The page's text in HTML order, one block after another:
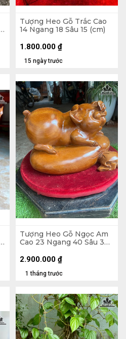
Tượng Heo Gỗ Trắc Cao
14 Ngang 18 Sâu 15 (cm)
15 ngày trước
1.800.000 ₫
Tượng Heo Gỗ Ngọc Am
Cao 23 Ngang 40 Sâu 30
1 tháng trước
2.900.000 ₫